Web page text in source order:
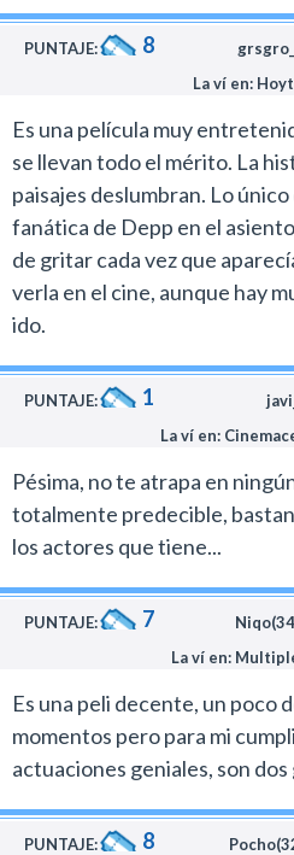
PUNTAJE: 8
La ví en:
Es una película muy
se llevan todo el mérito. La
paisajes deslumbran. Lo
fanática de Depp en el
de gritar cada vez que
verla en el cine, aunque hay
ido.
PUNTAJE: 1
La ví en:
Pésima, no te atrapa en
totalmente predecible,
los actores que tiene...
PUNTAJE: 7
La ví en:
Es una peli decente, un poco
momentos pero para mi
actuaciones geniales, son dos
PUNTAJE: 8